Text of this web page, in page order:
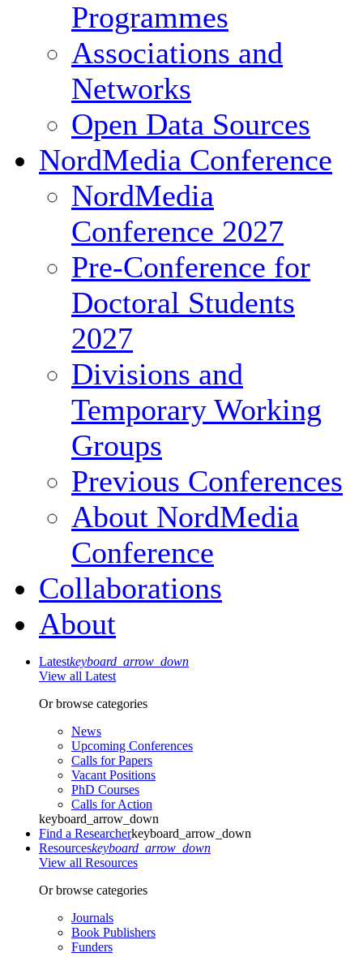
Programmes
Associations and
Networks
Open Data Sources
NordMedia Conference
NordMedia
Conference 2027
Pre-Conference for
Doctoral Students
2027
Divisions and
Temporary Working
Groups
Previous Conferences
About NordMedia
Conference
Collaborations
About
Latestkeyboard_arrow_down
View all Latest
Or browse categories
News
Upcoming Conferences
Calls for Papers
Vacant Positions
PhD Courses
Calls for Action
keyboard_arrow_down
Find a Researcherkeyboard_arrow_down
Resourceskeyboard_arrow_down
View all Resources
Or browse categories
Journals
Book Publishers
Funders